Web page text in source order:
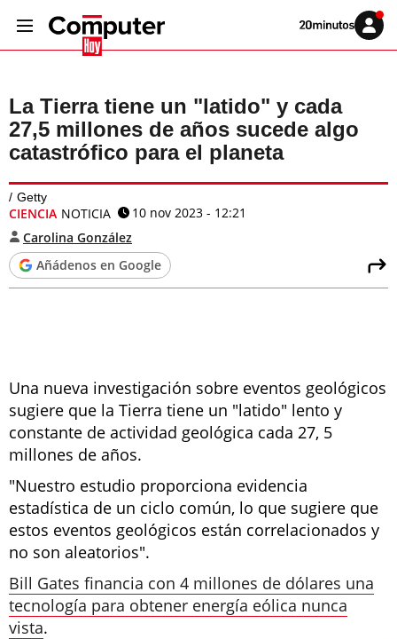
Volver
Iniciar
sesión
La Tierra tiene un "latido" y cada
27,5 millones de años sucede algo
catastrófico para el planeta
Getty
CIENCIA NOTICIA
10 nov 2023 - 12:21
Carolina González
Añádenos en Google
Una nueva investigación sobre eventos geológicos
sugiere que la Tierra tiene un "latido" lento y
constante de actividad geológica cada 27, 5
millones de años.
"Nuestro estudio proporciona evidencia
estadística de un ciclo común, lo que sugiere que
estos eventos geológicos están correlacionados y
no son aleatorios".
Bill Gates financia con 4 millones de dólares una
tecnología para obtener energía eólica nunca
vista.